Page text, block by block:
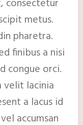
consectetur
metus.
pharetra.
finibus a nisi
congue orci.
velit lacinia
a lacus id
accumsan